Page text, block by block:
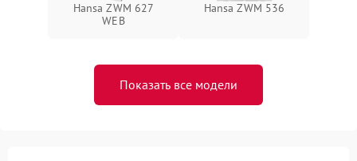
Hansa ZWM 627
WEB
Hansa ZWM 536
Показать все модели